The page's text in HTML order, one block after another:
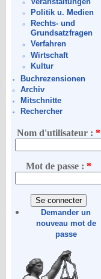
Politik u. Medien
Rechts- und
Grundsatzfragen
Verfahren
Wirtschaft
Kultur
Buchrezensionen
Archiv
Mitschnitte
Rechercher
Nom d'utilisateur :*
Mot de passe :*
Demander un
nouveau mot de
passe